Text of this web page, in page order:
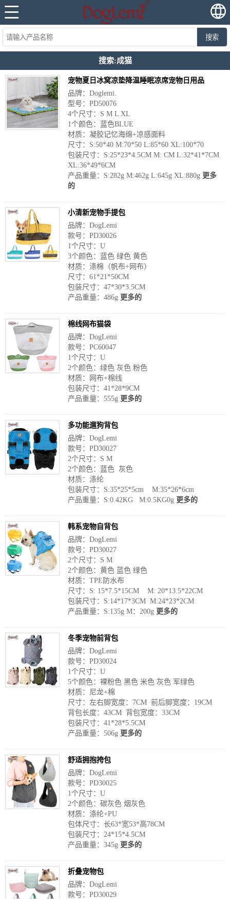
搜索
搜索:成猫
宠物夏日冰窝凉垫降温睡眠凉席宠物日用品
品牌：Doglemi.
型号：PD50076
4个尺寸：S M L XL
1个颜色：蓝色BLUE
材质：凝胶记忆海绵+凉感面料
尺寸：S:50*40 M:70*50 L:85*60 XL:100*70
包装尺寸：S:25*23*4.5CM M: CM L:32*41*7CM
XL:36*49*6CM
产品重量：S:282g M:462g L:645g XL:880g 更多
的
小清新宠物手提包
品牌：DogLemi
款号：PD30026
1个尺寸：U
3个颜色：蓝色 绿色 黄色
材质：涤棉（帆布+网布）
尺寸：61*21*50CM
包装尺寸：47*30*3.5CM
产品重量：486g 更多的
棉线网布猫袋
品牌：DogLemi
款号：PC60047
1个尺寸：U
2个颜色：绿色 灰色 粉色
材质：网布+棉线
包装尺寸：41*28*9CM
产品重量：555g 更多的
多功能遛狗背包
品牌：DogLemi
款号：PD30027
2个尺寸：S M
2个颜色：蓝色 灰色
材质：涤纶
包装尺寸：S:35*25*5cm M:35*26*6cm
产品重量：S:0.42KG M:0.5KG0g 更多的
韩系宠物自背包
品牌：DogLemi
款号：PD30027
2个尺寸：S M
2个颜色：黄色 蓝色 绿色
材质：TPE防水布
尺寸：S: 15*7.5*15CM M: 20*13.5*22CM
包装尺寸：S:14*17*3CM M:24*23*2CM
产品重量：S:135g M：200g 更多的
冬季宠物前背包
品牌：DogLemi
款号：PD30024
1个尺寸：U
5个颜色：裸粉色 黑色 米色 灰色 军绿色
材质：尼龙+棉
尺寸：左右脚宽度：7CM 前后脚宽度：19CM
背包长度：43CM 背包宽度：33CM
包装尺寸：41*28*5.5CM
产品重量：506g 更多的
舒适拥抱挎包
品牌：DogLemi
款号：PD30025
1个尺寸：U
2个颜色：碳灰色 烟灰色
材质：涤纶+PU
包体尺寸：长63*宽53*高78CM
包装尺寸：24*15*4.5CM
产品重量：345g 更多的
折叠宠物包
品牌：DogLemi
款号：PD30029